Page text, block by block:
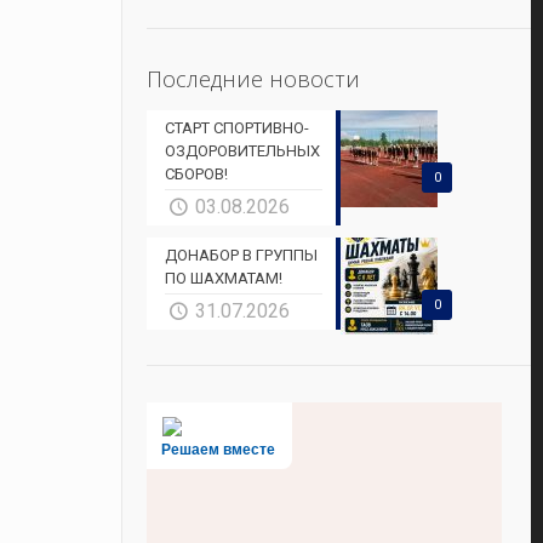
Последние новости
0
СТАРТ СПОРТИВНО-
ОЗДОРОВИТЕЛЬНЫХ
СБОРОВ!
03.08.2026
0
ДОНАБОР В ГРУППЫ
ПО ШАХМАТАМ!
31.07.2026
Решаем вместе